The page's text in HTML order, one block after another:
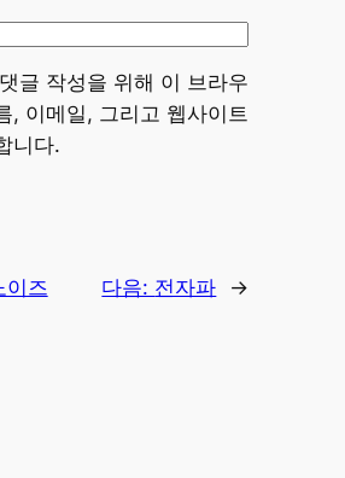
글 작성을 위해 이 브라우
, 이메일, 그리고 웹사이트
니다.
이즈 다음: 전자파 →